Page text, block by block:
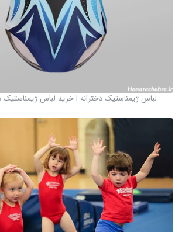
لباس ژیمناستیک دخترانه | خرید لباس